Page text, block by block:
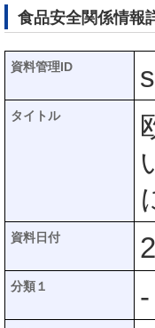
食品安全関係情報
資料管理ID
タイトル
資料日付
分類１ -